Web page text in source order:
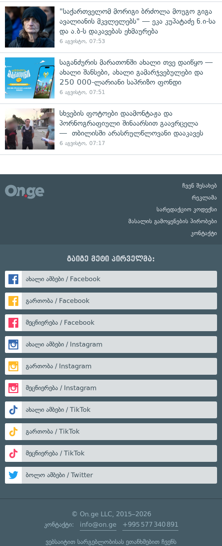
"საქართველომ მორიგი ბრძოლა მოუგო გიგა
ავალიანის მკვლელებს" — ეკა კუპატაძე ნ.ი-სა
და ა.ბ-ს დაკავებას ეხმაურება
6 აგვისტო, 07:53
საგანძურის მარათონში ახალი თვე დაიწყო —
ახალი შანსები, ახალი გამარჯვებულები და
250 000-ლარიანი საპრიზო ფონდი
6 აგვისტო, 07:51
სხვების ფოტოები დაამონტაჟა და
პორნოგრაფიული შინაარსით გაავრცელა
— თბილისში არასრულწლოვანი დააკავეს
6 აგვისტო, 07:17
ჩვენ შესახებ
რეკლამა
სარედაქციო კოდექსი
მასალის გამოყენების პირობები
კონტაქტი
გაიგე მეტი პირველმა:
ახალი ამბები / Facebook
გართობა / Facebook
მეცნიერება / Facebook
ახალი ამბები / Instagram
გართობა / Instagram
მეცნიერება / Instagram
ახალი ამბები / TikTok
გართობა / TikTok
მეცნიერება / TikTok
ბოლო ამბები / Twitter
© On.ge LLC, 2015–2026
კონტაქტი: info@on.ge +995 577 340 891
ვებსაიტით სარგებლობისას ეთანხმებით ჩვენს